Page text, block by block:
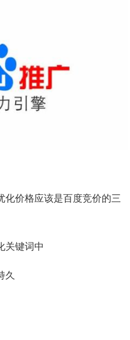
化价格应该是百度竞价的三
关键词中
久